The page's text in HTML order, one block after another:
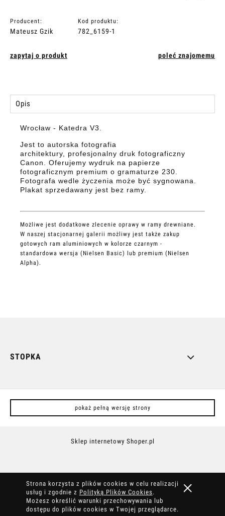
Strona korzysta z plików cookies w celu realizacji
usług i zgodnie z Polityką Plików Cookies.
Możesz określić warunki przechowywania lub
dostępu do plików cookies w Twojej przeglądarce.
Producent:
Mateusz Gzik
Kod produktu:
782_6159-1
zapytaj o produkt poleć znajomemu
Opis
Wrocław - Katedra V3.
Jest to autorska fotografia
architektury, profesjonalny druk fotograficzny
Canon. Oferujemy wydruk na papierze
fotograficznym premium o gramaturze 230.
Fotografa wedle życzenia może być sygnowana.
Plakat sprzedawany jest bez ramy.
Możliwe jest dodatkowe zlecenie oprawy w ramy drewniane.
W naszej stacjonarnej galerii możliwy jest także zakup
gotowych ram aluminiowych w kolorze czarnym -
standardowa wersja (Nielsen Basic) lub premium (Nielsen
Alpha).
STOPKA
pokaż pełną wersję strony
Sklep internetowy Shoper.pl